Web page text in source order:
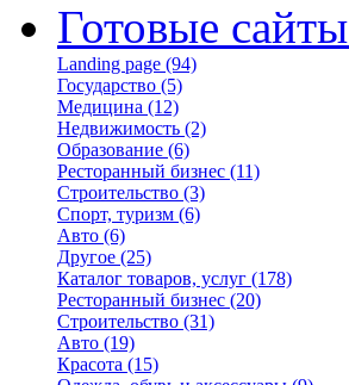
Готовые сайты
Landing page (94)
Государство (5)
Медицина (12)
Недвижимость (2)
Образование (6)
Ресторанный бизнес (11)
Строительство (3)
Спорт, туризм (6)
Авто (6)
Другое (25)
Каталог товаров, услуг (178)
Ресторанный бизнес (20)
Строительство (31)
Авто (19)
Красота (15)